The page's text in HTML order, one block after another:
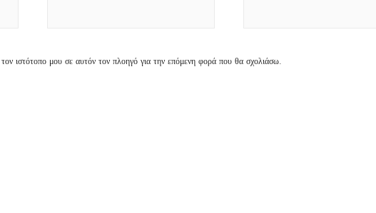
ιστότοπο μου σε αυτόν τον πλοηγό για την επόμενη φορά που θα σχολιάσω.